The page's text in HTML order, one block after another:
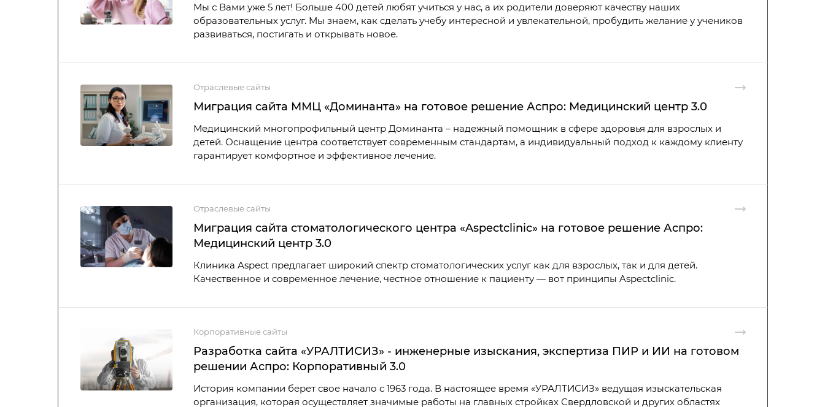
Мы с Вами уже 5 лет! Больше 400 детей любят учиться у нас, а их родители доверяют качеству наших
образовательных услуг. Мы знаем, как сделать учебу интересной и увлекательной, пробудить желание у учеников
развиваться, постигать и открывать новое.
Отраслевые сайты
Миграция сайта ММЦ «Доминанта» на готовое решение Аспро: Медицинский центр 3.0
Медицинский многопрофильный центр Доминанта – надежный помощник в сфере здоровья для взрослых и
детей. Оснащение центра соответствует современным стандартам, а индивидуальный подход к каждому клиенту
гарантирует комфортное и эффективное лечение.
Отраслевые сайты
Миграция сайта стоматологического центра «Aspectclinic» на готовое решение Аспро:
Медицинский центр 3.0
Клиника Aspect предлагает широкий спектр стоматологических услуг как для взрослых, так и для детей.
Качественное и современное лечение, честное отношение к пациенту — вот принципы Aspectclinic.
Корпоративные сайты
Разработка сайта «УРАЛТИСИЗ» - инженерные изыскания, экспертиза ПИР и ИИ на готовом
решении Аспро: Корпоративный 3.0
История компании берет свое начало с 1963 года. В настоящее время «УРАЛТИСИЗ» ведущая изыскательская
организация, которая осуществляет значимые работы на главных стройках Свердловской и других областях